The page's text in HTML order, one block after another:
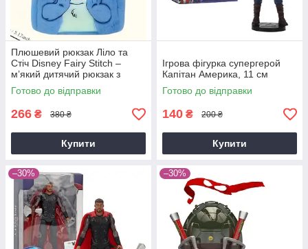
Плюшевий рюкзак Ліло та
Стіч Disney Fairy Stitch –
м’який дитячий рюкзак з
вушками та мордочкою
Готово до відправки
266 ₴ 380 ₴
Купити
Ігрова фігурка супергерой
Капітан Америка, 11 см
Готово до відправки
140 ₴ 200 ₴
Купити
–30% –30%